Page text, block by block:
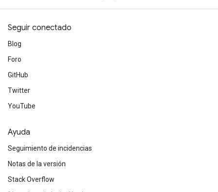
Seguir conectado
Blog
Foro
GitHub
Twitter
YouTube
Ayuda
Seguimiento de incidencias
Notas de la versión
Stack Overflow